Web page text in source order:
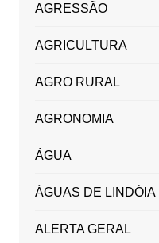
AGRESSÃO
AGRICULTURA
AGRO RURAL
AGRONOMIA
ÁGUA
ÁGUAS DE LINDÓIA
ALERTA GERAL